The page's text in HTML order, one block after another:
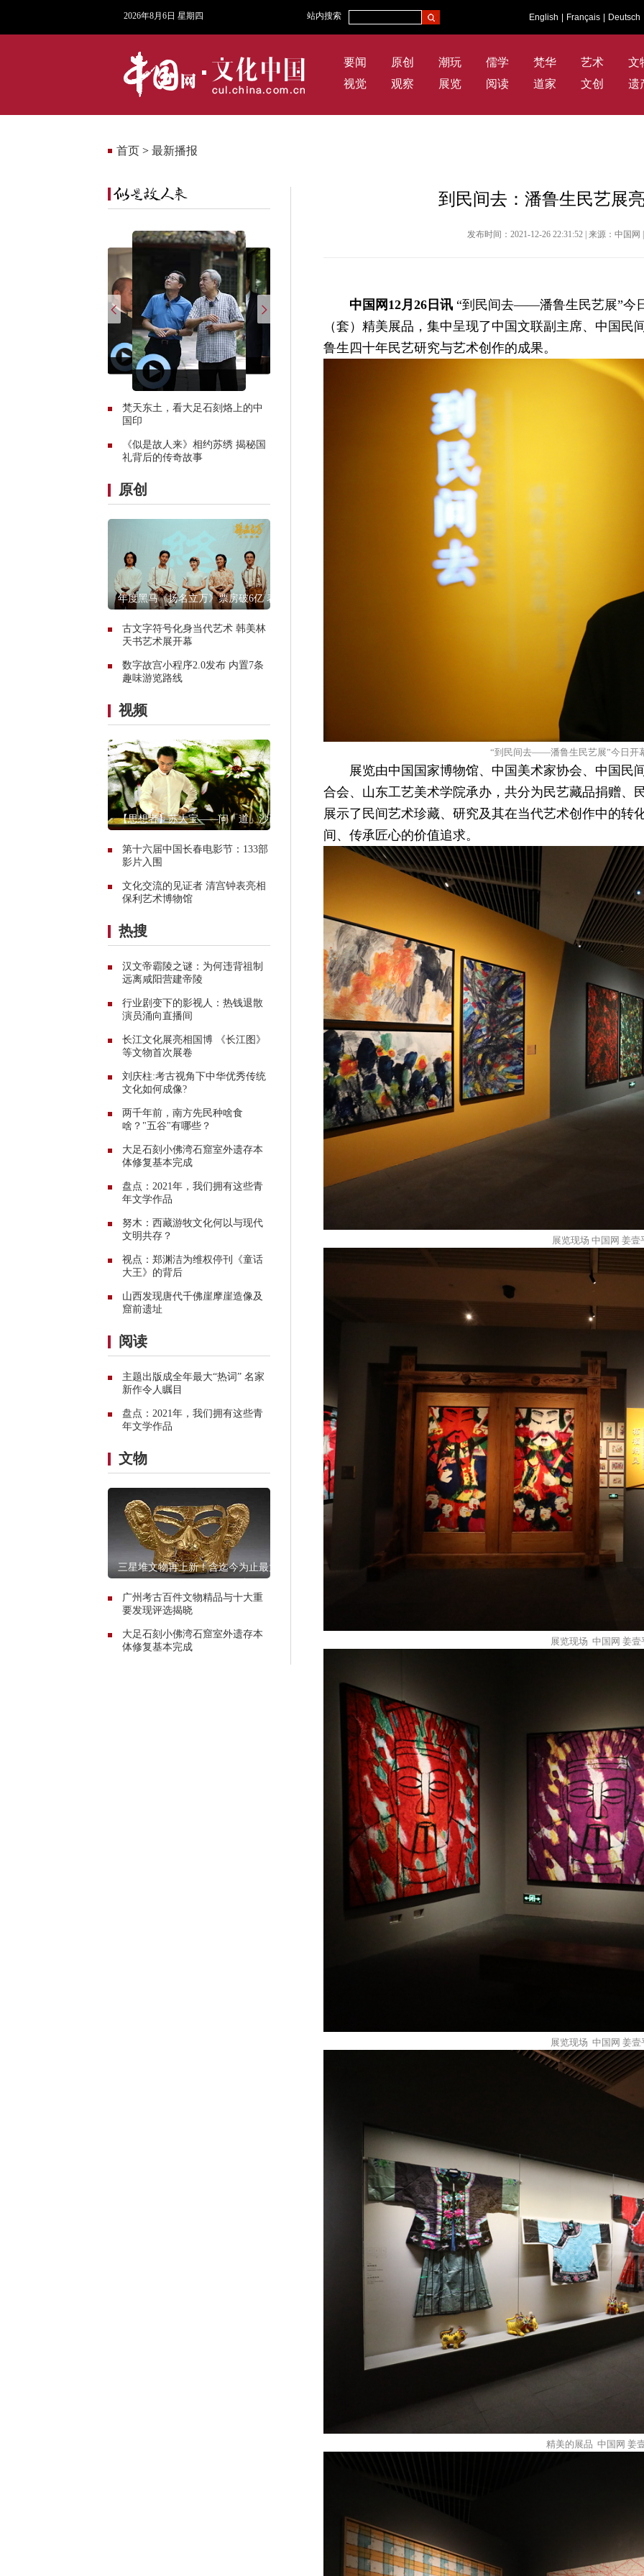
2026年8月6日 星期四 站内搜索 English Français Deutsch
要闻 原创 潮玩 儒学 梵华 艺术
文
视觉
观察 展览 阅读 道家 文创 遗
首页 > 最新播报
梵天东土，看大足石刻烙上的中
国印
《似是故人来》相约苏绣 揭秘国
礼背后的传奇故事
原创
年度黑马《扬名立万》票房破6亿 表
古文字符号化身当代艺术 韩美林
天书艺术展开幕
数字故宫小程序2.0发布 内置7条
趣味游览路线
视频
【思想者】苏大宝——问「道」沙画
第十六届中国长春电影节：133部
影片入围
文化交流的见证者 清宫钟表亮相
保利艺术博物馆
热搜
汉文帝霸陵之谜：为何违背祖制
远离咸阳营建帝陵
行业剧变下的影视人：热钱退散
演员涌向直播间
长江文化展亮相国博 《长江图》
等文物首次展卷
刘庆柱:考古视角下中华优秀传统
文化如何成像?
两千年前，南方先民种啥食
啥？"五谷"有哪些？
大足石刻小佛湾石窟室外遗存本
体修复基本完成
盘点：2021年，我们拥有这些青
年文学作品
努木：西藏游牧文化何以与现代
文明共存？
视点：郑渊洁为维权停刊《童话
大王》的背后
山西发现唐代千佛崖摩崖造像及
窟前遗址
阅读
主题出版成全年最大“热词” 名家
新作令人瞩目
盘点：2021年，我们拥有这些青
年文学作品
文物
三星堆文物再上新！含迄今为止最大
广州考古百件文物精品与十大重
要发现评选揭晓
大足石刻小佛湾石窟室外遗存本
体修复基本完成
到民间去：潘鲁生民艺展
发布时间：2021-12-26 22:31:52 | 来源：中国
中国网 12月 26 日讯 “到民间去——潘鲁生民艺展”今
（套）精美展品， 集中呈现了中国文联副主席、中国民
鲁生 四十年民艺研究与艺术创作的成果。
“到民间去——潘鲁生民艺展”今日开
展览由中国国家博物馆、中国美术家协会、中国民
合会、山东工艺美术学院承办，共分为民艺藏品捐赠、
展示了民间艺术珍藏、研究及其在当代艺术创作中的转
间、传承匠心的价值追求。
展览现场 中国网 姜壹
展览现场 中国网 姜壹
展览现场 中国网 姜壹
精美的展品 中国网 姜